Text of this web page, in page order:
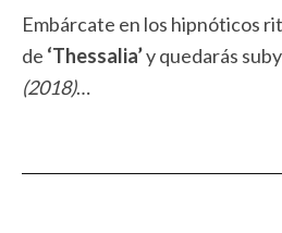
Embárcate en los hipnóticos
de ‘Thessalia’y quedarás
(2018)…